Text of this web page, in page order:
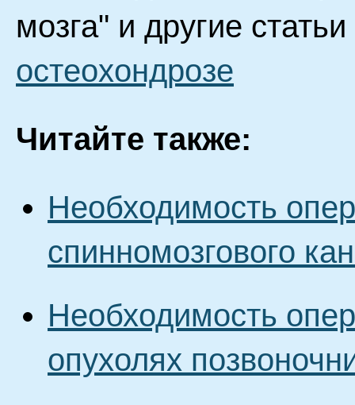
мозга" и другие
остеохондрозе
Читайте также:
Необходимость
спинномозгового
Необходимость
опухолях